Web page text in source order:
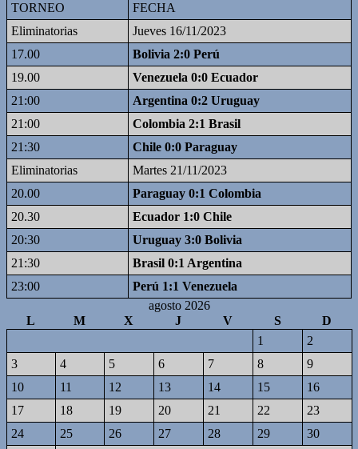
TORNEO
FECHA
Eliminatorias
Jueves 16/11/2023
17.00
Bolivia 2:0 Perú
19.00
Venezuela 0:0 Ecuador
21:00
Argentina 0:2 Uruguay
21:00
Colombia 2:1 Brasil
21:30
Chile 0:0 Paraguay
Eliminatorias
Martes 21/11/2023
20.00
Paraguay 0:1 Colombia
20.30
Ecuador 1:0 Chile
20:30
Uruguay 3:0 Bolivia
21:30
Brasil 0:1 Argentina
23:00
Perú 1:1 Venezuela
agosto 2026
L
M X J V S
D
1
2
3
4 5 6 7 8
9
10
11 12 13 14 15
16
17
18 19 20 21 22
23
24
25 26 27 28 29
30